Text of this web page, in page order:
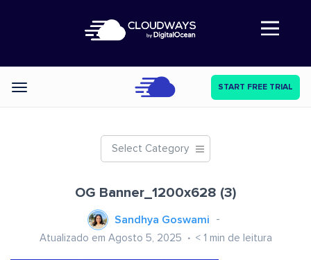
Abre a navegação
Categories START FREE TRIAL
Select Category
OG Banner_1200x628 (3)
Sandhya Goswami
Atualizado em Agosto 5, 2025 < 1 min de leitura